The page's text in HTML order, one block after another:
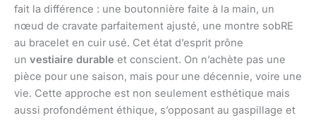
fait la différence : une boutonnière faite à la main, un
nœud de cravate parfaitement ajusté, une montre sobRE
au bracelet en cuir usé. Cet état d’esprit prône
un vestiaire durable et conscient. On n’achète pas une
pièce pour une saison, mais pour une décennie, voire une
vie. Cette approche est non seulement esthétique mais
aussi profondément éthique, s’opposant au gaspillage et